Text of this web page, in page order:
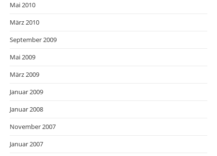
Mai 2010
März 2010
September 2009
Mai 2009
März 2009
Januar 2009
Januar 2008
November 2007
Januar 2007